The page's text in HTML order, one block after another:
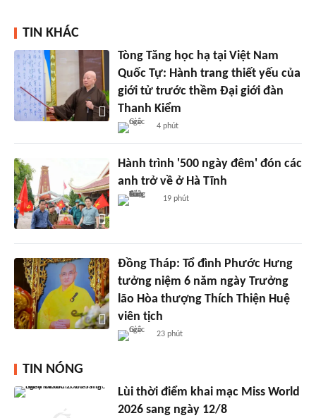
TIN KHÁC
Tòng Tăng học hạ tại Việt Nam
Quốc Tự: Hành trang thiết yếu của
giới tử trước thềm Đại giới đàn
Thanh Kiểm
4 phút
Hành trình '500 ngày đêm' đón các
anh trở về ở Hà Tĩnh
19 phút
Đồng Tháp: Tổ đình Phước Hưng
tưởng niệm 6 năm ngày Trưởng
lão Hòa thượng Thích Thiện Huệ
viên tịch
23 phút
TIN NÓNG
Lùi thời điểm khai mạc Miss World
2026 sang ngày 12/8